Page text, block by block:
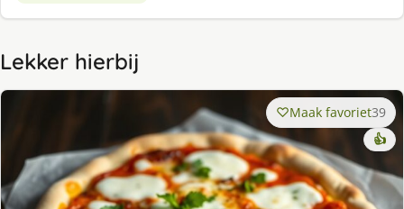
Lekker hierbij
Maak favoriet39
👍